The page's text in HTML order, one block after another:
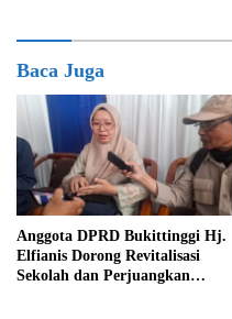
Baca Juga
Anggota DPRD Bukittinggi Hj.
Elfianis Dorong Revitalisasi
Sekolah dan Perjuangkan